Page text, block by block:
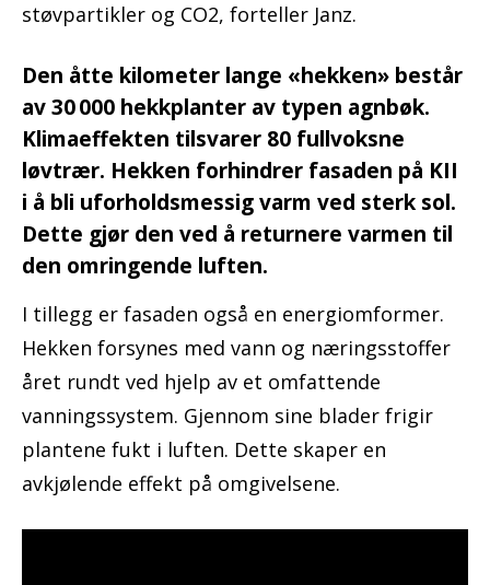
støvpartikler og CO2, forteller Janz.
Den åtte kilometer lange «hekken» består
av 30 000 hekkplanter av typen agnbøk.
Klimaeffekten tilsvarer 80 fullvoksne
løvtrær. Hekken forhindrer fasaden på KII
i å bli uforholdsmessig varm ved sterk sol.
Dette gjør den ved å returnere varmen til
den omringende luften.
I tillegg er fasaden også en energiomformer.
Hekken forsynes med vann og næringsstoffer
året rundt ved hjelp av et omfattende
vanningssystem. Gjennom sine blader frigir
plantene fukt i luften. Dette skaper en
avkjølende effekt på omgivelsene.